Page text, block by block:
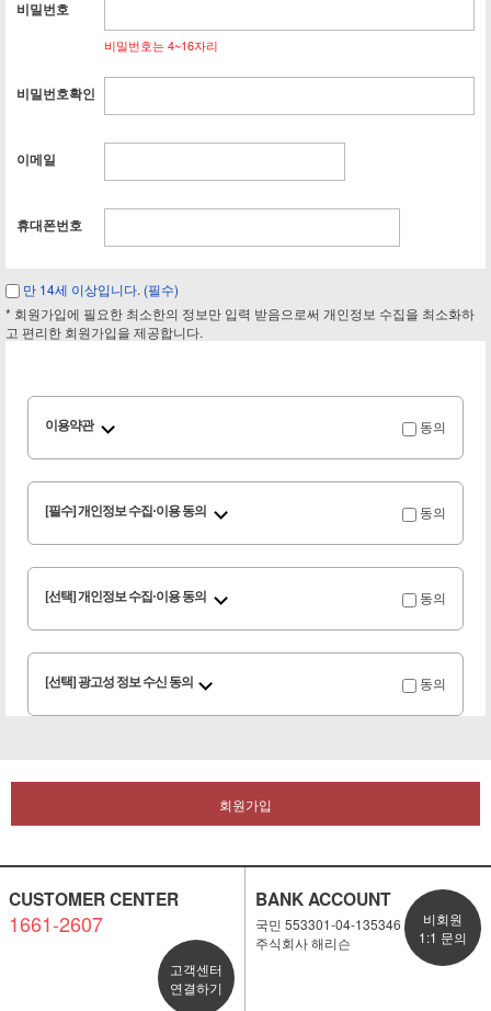
비밀번호
비밀번호는 4~16자리
비밀번호확인
이메일
휴대폰번호
만 14세 이상입니다. (필수)
* 회원가입에 필요한 최소한의 정보만 입력 받음으로써 개인정보 수집을 최소화하
고 편리한 회원가입을 제공합니다.
이용약관 동의
[필수] 개인정보 수집·이용 동의 동의
[선택] 개인정보 수집·이용 동의 동의
[선택] 광고성 정보 수신 동의 동의
회원가입
CUSTOMER CENTER
1661-2607
고객센터
연결하기
BANK ACCOUNT
국민 553301-04-135346
주식회사 해리슨
비회원
1:1 문의